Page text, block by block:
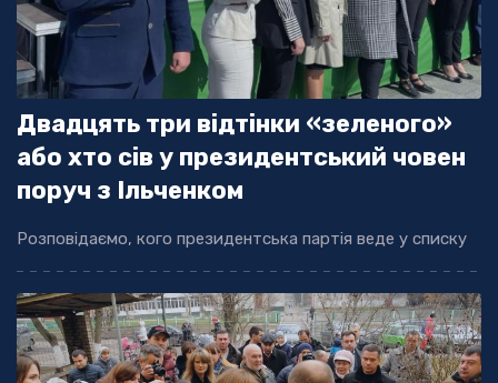
Двадцять три відтінки «зеленого»
або хто сів у президентський човен
поруч з Ільченком
Розповідаємо, кого президентська партія веде у списку